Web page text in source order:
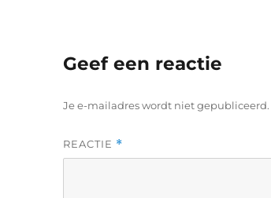
Geef een reactie
Je e-mailadres wordt niet gepubliceerd.
REACTIE *